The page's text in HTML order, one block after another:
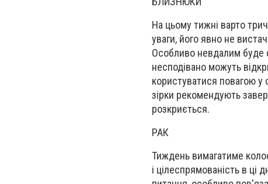
На цьому тижні варто
уваги, його явно не
Особливо невдалим буде
несподівано можуть
користуватися повагою
зірки рекомендують
розкриється.
РАК
Тиждень вимагатиме
і цілеспрямованість в ці